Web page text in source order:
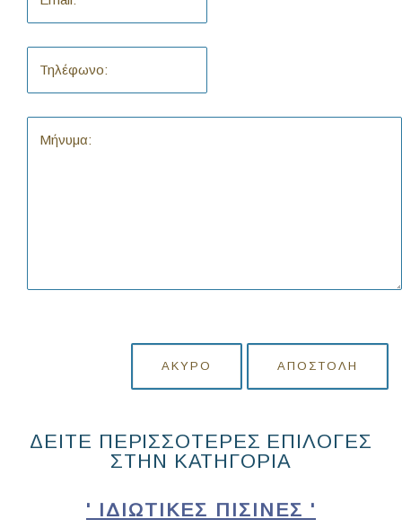
ΆΚΥΡΟ ΑΠΟΣΤΟΛΉ
ΔΕΙΤΕ ΠΕΡΙΣΣΟΤΕΡΕΣ ΕΠΙΛΟΓΕΣ
ΣΤΗΝ ΚΑΤΗΓΟΡΙΑ
' ΙΔΙΩΤΙΚΈΣ ΠΙΣΊΝΕΣ '